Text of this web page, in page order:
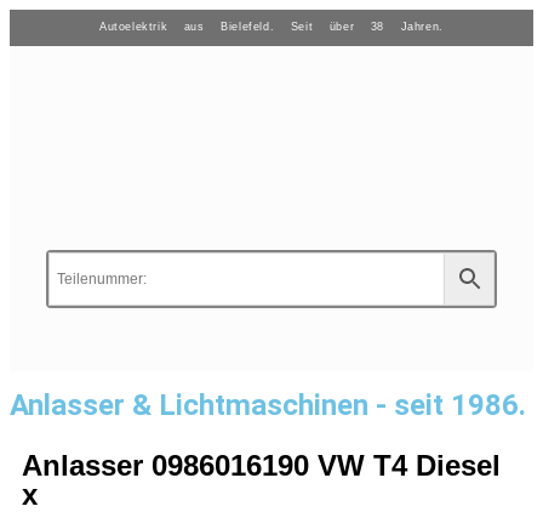
Autoelektrik aus Bielefeld. Seit über 38 Jahren.
Anlasser & Lichtmaschinen - seit 1986.
Anlasser 0986016190 VW T4 Diesel
x